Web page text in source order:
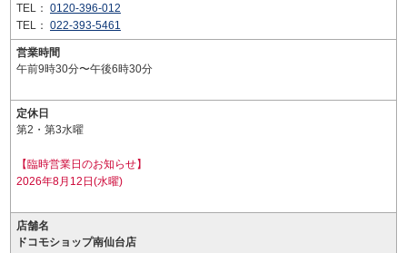
TEL： 0120-396-012
TEL： 022-393-5461
営業時間
午前9時30分〜午後6時30分
定休日
第2・第3水曜
【臨時営業日のお知らせ】
2026年8月12日(水曜)
店舗名
ドコモショップ南仙台店